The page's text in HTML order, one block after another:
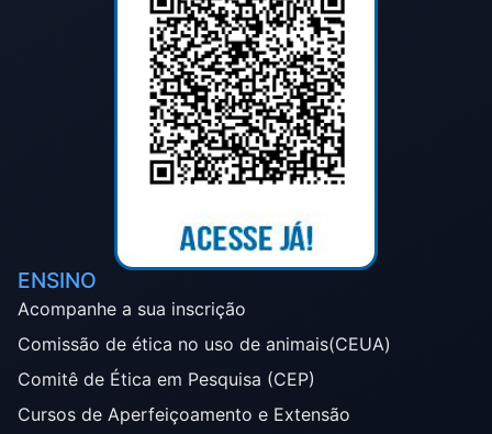
ENSINO
Acompanhe a sua inscrição
Comissão de ética no uso de animais(CEUA)
Comitê de Ética em Pesquisa (CEP)
Cursos de Aperfeiçoamento e Extensão